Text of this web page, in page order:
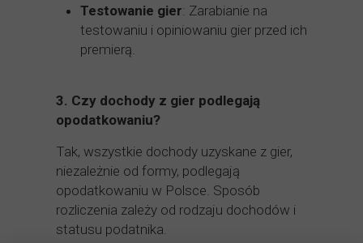
Testowanie gier: Zarabianie na
testowaniu i opiniowaniu gier przed ich
premierą.
3. Czy dochody z gier podlegają
opodatkowaniu?
Tak, wszystkie dochody uzyskane z gier,
niezależnie od formy, podlegają
opodatkowaniu w Polsce. Sposób
rozliczenia zależy od rodzaju dochodów i
statusu podatnika.